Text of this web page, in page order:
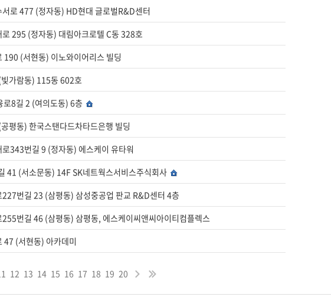
로 477 (정자동) HD현대 글로벌R&D센터
295 (정자동) 대림아크로텔 C동 328호
(서현동) 이노와이어리스 빌딩
가람동) 115동 602호
8길 2 (여의도동) 6층
평동) 한국스탠다드차타드은행 빌딩
343번길 9 (정자동) 에스케이 유타워
41 (서소문동) 14F SK네트웍스서비스주식회사
번길 23 (삼평동) 삼성중공업 판교 R&D센터 4층
번길 46 (삼평동) 삼평동, 에스케이씨앤씨아이티컴플렉스
(서현동) 아카데미
12 13 14 15 16 17 18 19 20